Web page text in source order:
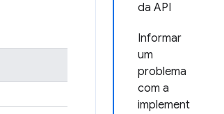
da API
Informar
um
problema
com a
implement